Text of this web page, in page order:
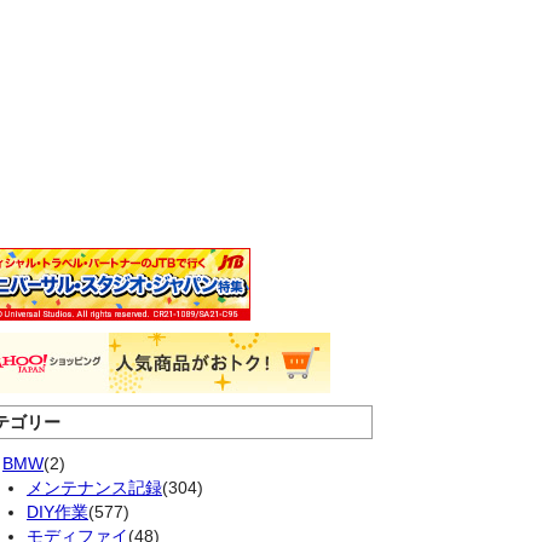
ゴリー
BMW(2)
メンテナンス記録(304)
DIY作業(577)
モディファイ(48)